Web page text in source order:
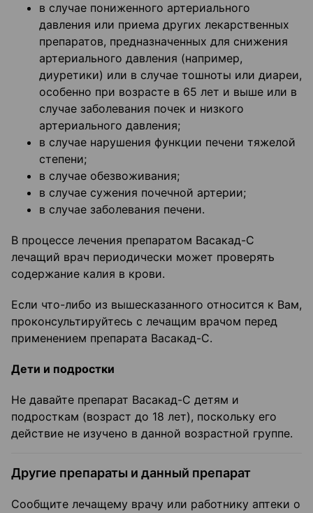
в случае пониженного артериального
давления или приема других лекарственных
препаратов, предназначенных для снижения
артериального давления (например,
диуретики) или в случае тошноты или диареи,
особенно при возрасте в 65 лет и выше или в
случае заболевания почек и низкого
артериального давления;
в случае нарушения функции печени тяжелой
степени;
в случае обезвоживания;
в случае сужения почечной артерии;
в случае заболевания печени.
В процессе лечения препаратом Васакад-С
лечащий врач периодически может проверять
содержание калия в крови.
Если что-либо из вышесказанного относится к Вам,
проконсультируйтесь с лечащим врачом перед
применением препарата Васакад-С.
Дети и подростки
Не давайте препарат Васакад-С детям и
подросткам (возраст до 18 лет), поскольку его
действие не изучено в данной возрастной группе.
Другие препараты и данный препарат
Сообщите лечащему врачу или работнику аптеки о